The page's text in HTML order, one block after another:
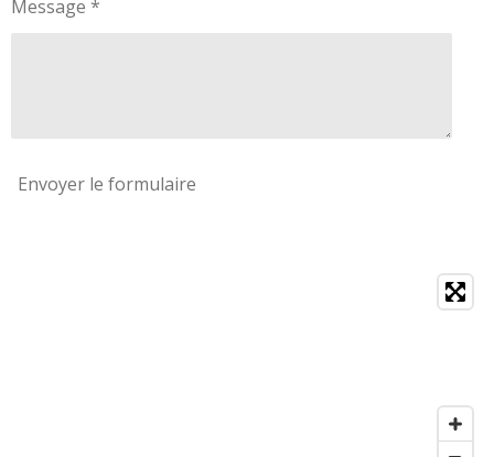
Message *
Envoyer le formulaire